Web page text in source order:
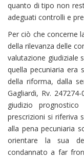
quanto di tipo non
adeguati controlli e
Per ciò che concerne
della rilevanza delle
valutazione giudiziale
quella pecuniaria era
della riforma, dalla
Gagliardi, Rv.
giudizio
prescrizioni si riferiva
alla pena pecuniaria
orientare la sua
condannato a far